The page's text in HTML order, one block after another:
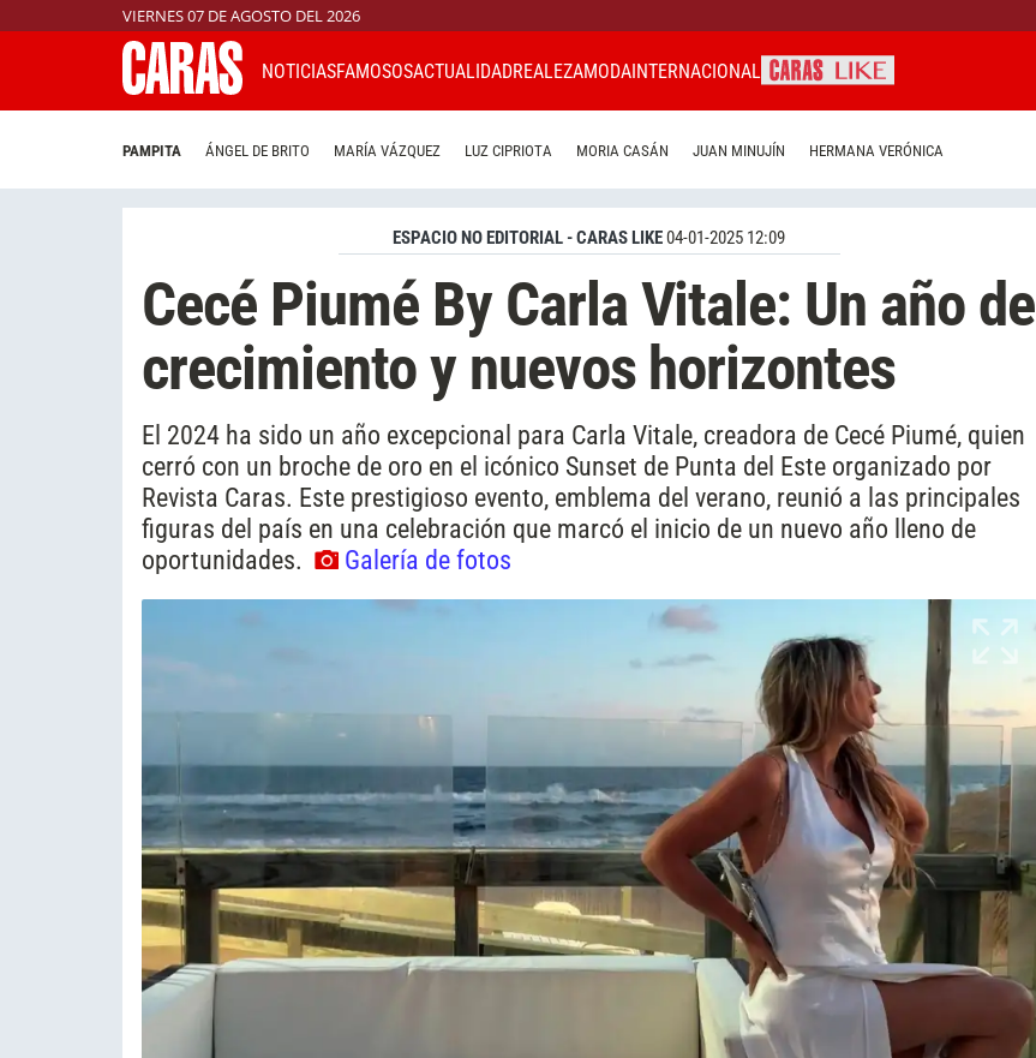
VIERNES 07 DE AGOSTO DEL 2026
NOTICIASFAMOSOSACTUALIDADREALEZAMODAINTERNACIONAL
PAMPITA ÁNGEL DE BRITO MARÍA VÁZQUEZ LUZ CIPRIOTA MORIA CASÁN JUAN MINUJÍN HERMANA VERÓNICA
ESPACIO NO EDITORIAL - CARAS LIKE04-01-2025 12:09
Cecé Piumé By Carla Vitale: Un año de
crecimiento y nuevos horizontes
El 2024 ha sido un año excepcional para Carla Vitale, creadora de Cecé Piumé, quien
cerró con un broche de oro en el icónico Sunset de Punta del Este organizado por
Revista Caras. Este prestigioso evento, emblema del verano, reunió a las principales
figuras del país en una celebración que marcó el inicio de un nuevo año lleno de
oportunidades.
Galería de fotos